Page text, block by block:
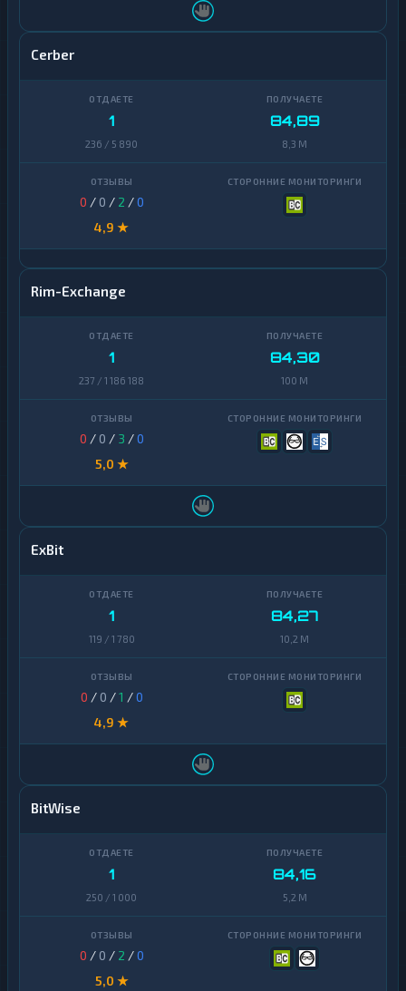
Cerber
1
236 / 5 890
84,89
8,3 M
0 / 0 / 2 /0
4,9 ★
Rim-Exchange
1
237 / 1 186 188
84,30
100 M
0 / 0 / 3 /0
5,0 ★
ExBit
1
119 / 1 780
84,27
10,2 M
0 / 0 /1 /0
4,9 ★
BitWise
1
250 / 1 000
84,16
5,2 M
0 / 0 / 2 /0
5,0 ★
Zcash1